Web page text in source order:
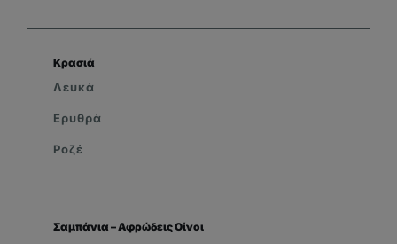
Κρασιά
Λευκά
Ερυθρά
Ροζέ
Σαμπάνια – Αφρώδεις Οίνοι